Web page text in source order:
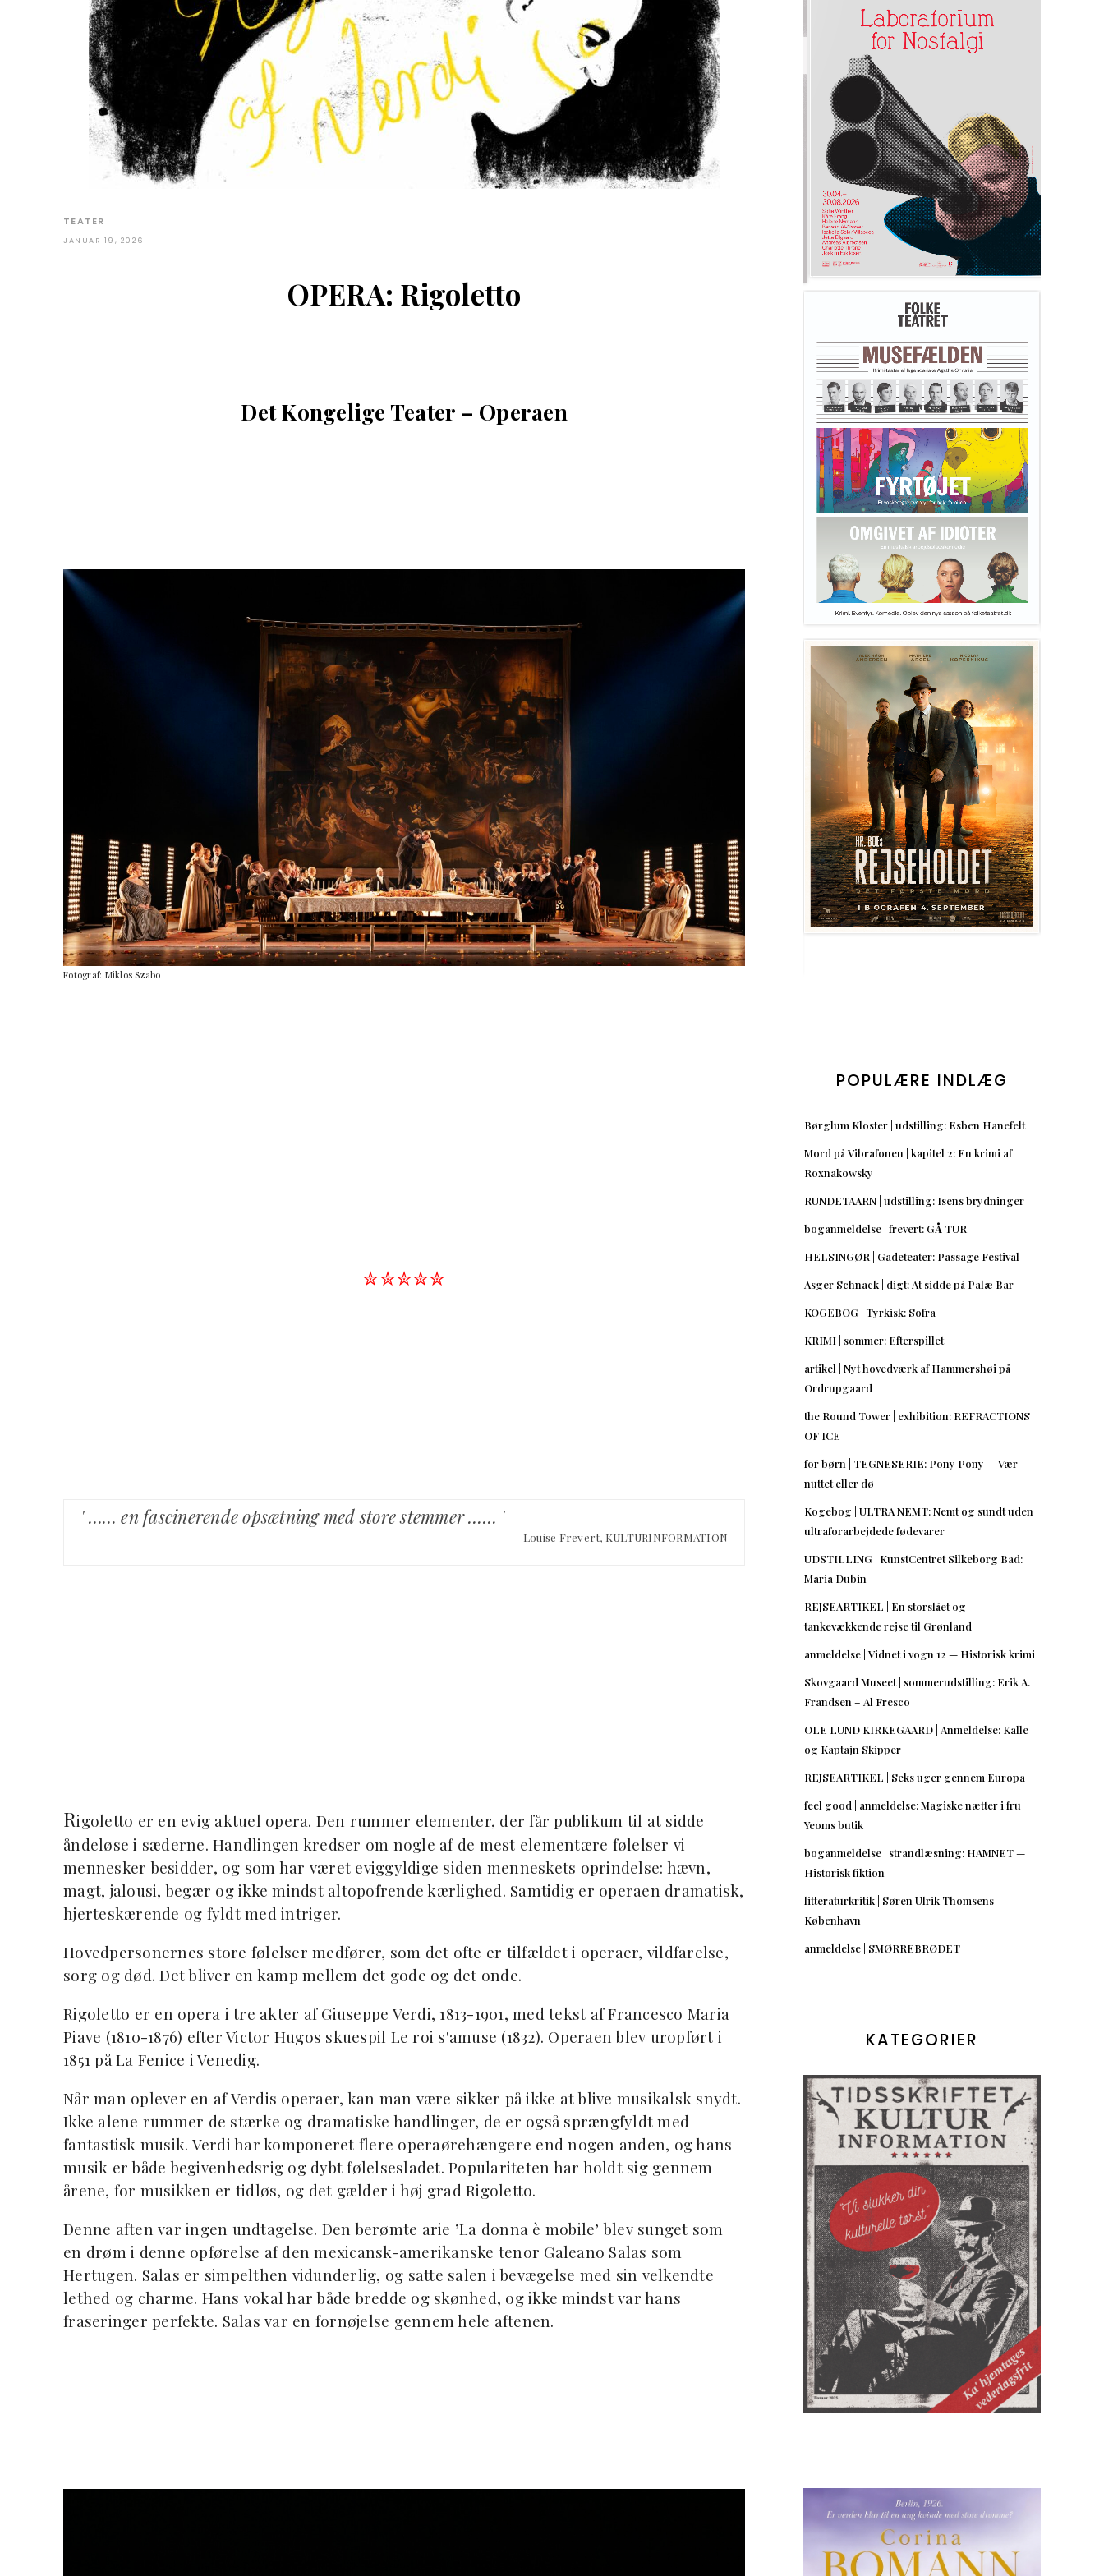
TEATER
JANUAR 19, 2026
OPERA: Rigoletto
Det Kongelige Teater – Operaen
Fotograf: Miklos Szabo
✮✮✮✮✮
' …… en fascinerende opsætning med store stemmer …… '
– Louise Frevert, KULTURINFORMATION
Rigoletto er en evig aktuel opera. Den rummer elementer, der får publikum til at sidde
åndeløse i sæderne. Handlingen kredser om nogle af de mest elementære følelser vi
mennesker besidder, og som har været eviggyldige siden menneskets oprindelse: hævn,
magt, jalousi, begær og ikke mindst altopofrende kærlighed. Samtidig er operaen dramatisk,
hjerteskærende og fyldt med intriger.
Hovedpersonernes store følelser medfører, som det ofte er tilfældet i operaer, vildfarelse,
sorg og død. Det bliver en kamp mellem det gode og det onde.
Rigoletto er en opera i tre akter af Giuseppe Verdi, 1813-1901, med tekst af Francesco Maria
Piave (1810-1876) efter Victor Hugos skuespil Le roi s'amuse (1832). Operaen blev uropført i
1851 på La Fenice i Venedig.
Når man oplever en af Verdis operaer, kan man være sikker på ikke at blive musikalsk snydt.
Ikke alene rummer de stærke og dramatiske handlinger, de er også sprængfyldt med
fantastisk musik. Verdi har komponeret flere operaørehængere end nogen anden, og hans
musik er både begivenhedsrig og dybt følelsesladet. Populariteten har holdt sig gennem
årene, for musikken er tidløs, og det gælder i høj grad Rigoletto.
Denne aften var ingen undtagelse. Den berømte arie ’La donna è mobile’ blev sunget som
en drøm i denne opførelse af den mexicansk-amerikanske tenor Galeano Salas som
Hertugen. Salas er simpelthen vidunderlig, og satte salen i bevægelse med sin velkendte
lethed og charme. Hans vokal har både bredde og skønhed, og ikke mindst var hans
fraseringer perfekte. Salas var en fornøjelse gennem hele aftenen.
POPULÆRE INDLÆG
Børglum Kloster | udstilling: Esben Hanefelt
Mord på Vibrafonen | kapitel 2: En krimi af
Roxnakowsky
RUNDETAARN | udstilling: Isens brydninger
boganmeldelse | frevert: GÅ TUR
HELSINGØR | Gadeteater: Passage Festival
Asger Schnack | digt: At sidde på Palæ Bar
KOGEBOG | Tyrkisk: Sofra
KRIMI | sommer: Efterspillet
artikel | Nyt hovedværk af Hammershøi på
Ordrupgaard
the Round Tower | exhibition: REFRACTIONS
OF ICE
for børn | TEGNESERIE: Pony Pony — Vær
nuttet eller dø
Kogebog | ULTRA NEMT: Nemt og sundt uden
ultraforarbejdede fødevarer
UDSTILLING | KunstCentret Silkeborg Bad:
Maria Dubin
REJSEARTIKEL | En storslået og
tankevækkende rejse til Grønland
anmeldelse | Vidnet i vogn 12 — Historisk krimi
Skovgaard Museet | sommerudstilling: Erik A.
Frandsen – Al Fresco
OLE LUND KIRKEGAARD | Anmeldelse: Kalle
og Kaptajn Skipper
REJSEARTIKEL | Seks uger gennem Europa
feel good | anmeldelse: Magiske nætter i fru
Yeoms butik
boganmeldelse | strandlæsning: HAMNET —
Historisk fiktion
litteraturkritik | Søren Ulrik Thomsens
København
anmeldelse | SMØRREBRØDET
KATEGORIER